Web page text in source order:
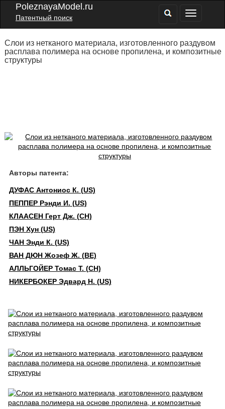
PoleznayaModel.ru
Патентный поиск
Слои из нетканого материала, изготовленного раздувом
расплава полимера на основе пропилена, и композитные
структуры
Авторы патента:
ДУФАС Антониос К. (US)
ПЕППЕР Рэнди И. (US)
КЛААСЕН Герт Дж. (CH)
ПЭН Хун (US)
ЧАН Энди К. (US)
ВАН ДЮН Жозеф Ж. (BE)
АЛЛЬГОЙЕР Томас Т. (CH)
НИКЕРБОКЕР Эдвард Н. (US)